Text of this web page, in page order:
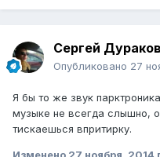
Сергей Дураков
Опубликовано 27
Я бы то же звук
музыке не всегда слышно,
тискаешься впритирку.